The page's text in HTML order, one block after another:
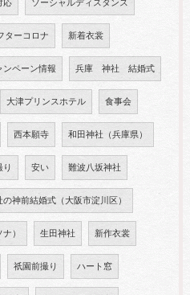
応 ソーシャルディスタンス
ターコロナ 新着衣裳
ンペーン情報 兵庫 神社 結婚式
大津プリンスホテル 食事会
西本願寺 和田神社（兵庫県）
り 安い 難波八坂神社
の神前結婚式（大阪市淀川区）
） 生田神社 新作衣裳
祇園前撮り ハート窓